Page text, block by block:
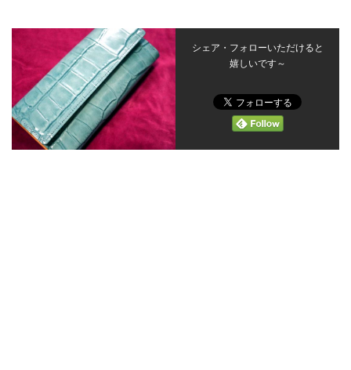
シェア・フォローいただけると
嬉しいです～